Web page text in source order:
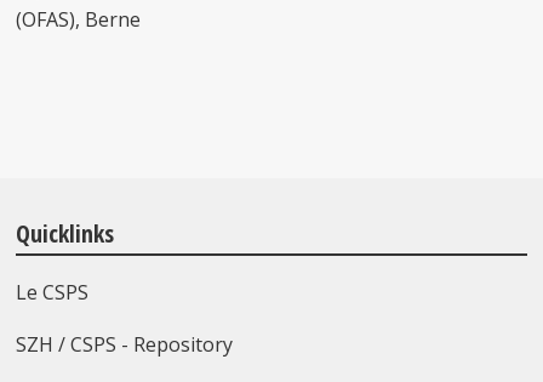
(OFAS), Berne
Quicklinks
Le CSPS
SZH / CSPS - Repository